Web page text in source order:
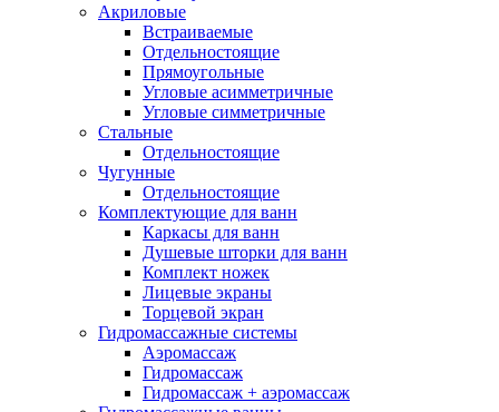
Душевые поддоны
Душевые системы
Душевые двери
Душевые уголки(34)
Душевые шторки(0)
Керамика
Биде(23)
инсталляция)
Напольные
Умывальники и раковины
Врезные(1) Мебельные
Накладные
Настенные и подвесные
На пьедесталах
Унитазы(118)
Комплектующие
Инсталляции для унитазов
Акриловые
Встраиваемые
Отдельностоящие
Прямоугольные
Угловые асимметричные
Угловые симметричные
Стальные
Отдельностоящие
Чугунные
Отдельностоящие
Комплектующие для ванн
Каркасы для ванн
Душевые шторки для ванн
Комплект ножек
Лицевые экраны
Торцевой экран
Гидромассажные системы
Аэромассаж
Гидромассаж
Гидромассаж + аэромассаж